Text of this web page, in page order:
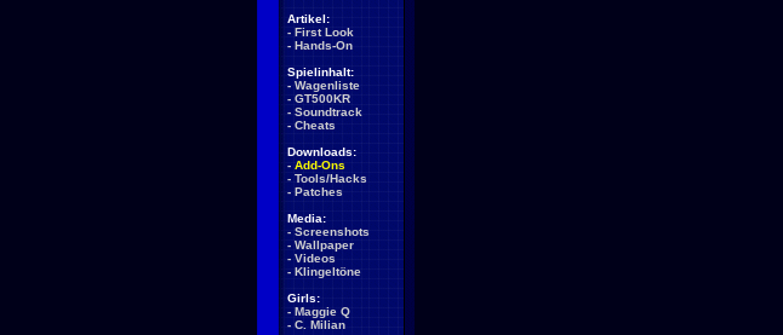
Artikel:
- First Look
- Hands-On
Spielinhalt:
- Wagenliste
- GT500KR
- Soundtrack
- Cheats
Downloads:
- Add-Ons
- Tools/Hacks
- Patches
Media:
- Screenshots
- Wallpaper
- Videos
- Klingeltöne
Girls:
- Maggie Q
- C. Milian